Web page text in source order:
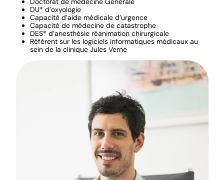
DU* d’oxyologie
Capacité d’aide médicale d’urgence
Capacité de médecine de catastrophe
DES* d’anesthésie réanimation chirurgicale
Référent sur les logiciels informatiques médicaux au
sein de la clinique Jules Verne